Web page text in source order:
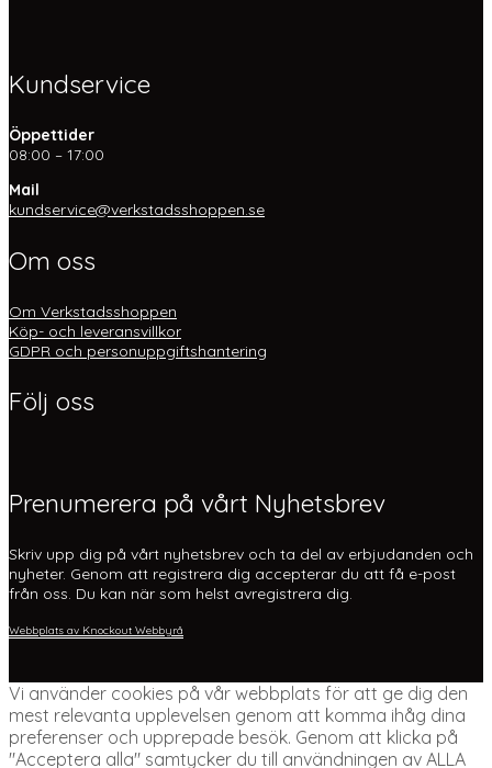
Kundservice
Öppettider
08:00 – 17:00
Mail
kundservice@verkstadsshoppen.se
Om oss
Om Verkstadsshoppen
Köp- och leveransvillkor
GDPR och personuppgiftshantering
Följ oss
Prenumerera på vårt Nyhetsbrev
Skriv upp dig på vårt nyhetsbrev och ta del av erbjudanden och
nyheter. Genom att registrera dig accepterar du att få e-post
från oss. Du kan när som helst avregistrera dig.
Webbplats av Knockout Webbyrå
Vi använder cookies på vår webbplats för att ge dig den
mest relevanta upplevelsen genom att komma ihåg dina
preferenser och upprepade besök. Genom att klicka på
"Acceptera alla" samtycker du till användningen av ALLA